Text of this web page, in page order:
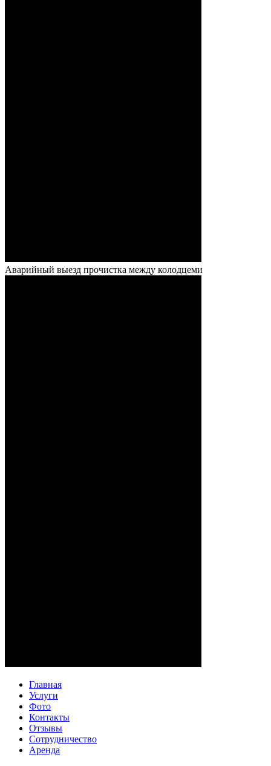
Аварийный выезд прочистка между колодцеми
Главная
Услуги
Фото
Контакты
Отзывы
Сотрудничество
Аренда